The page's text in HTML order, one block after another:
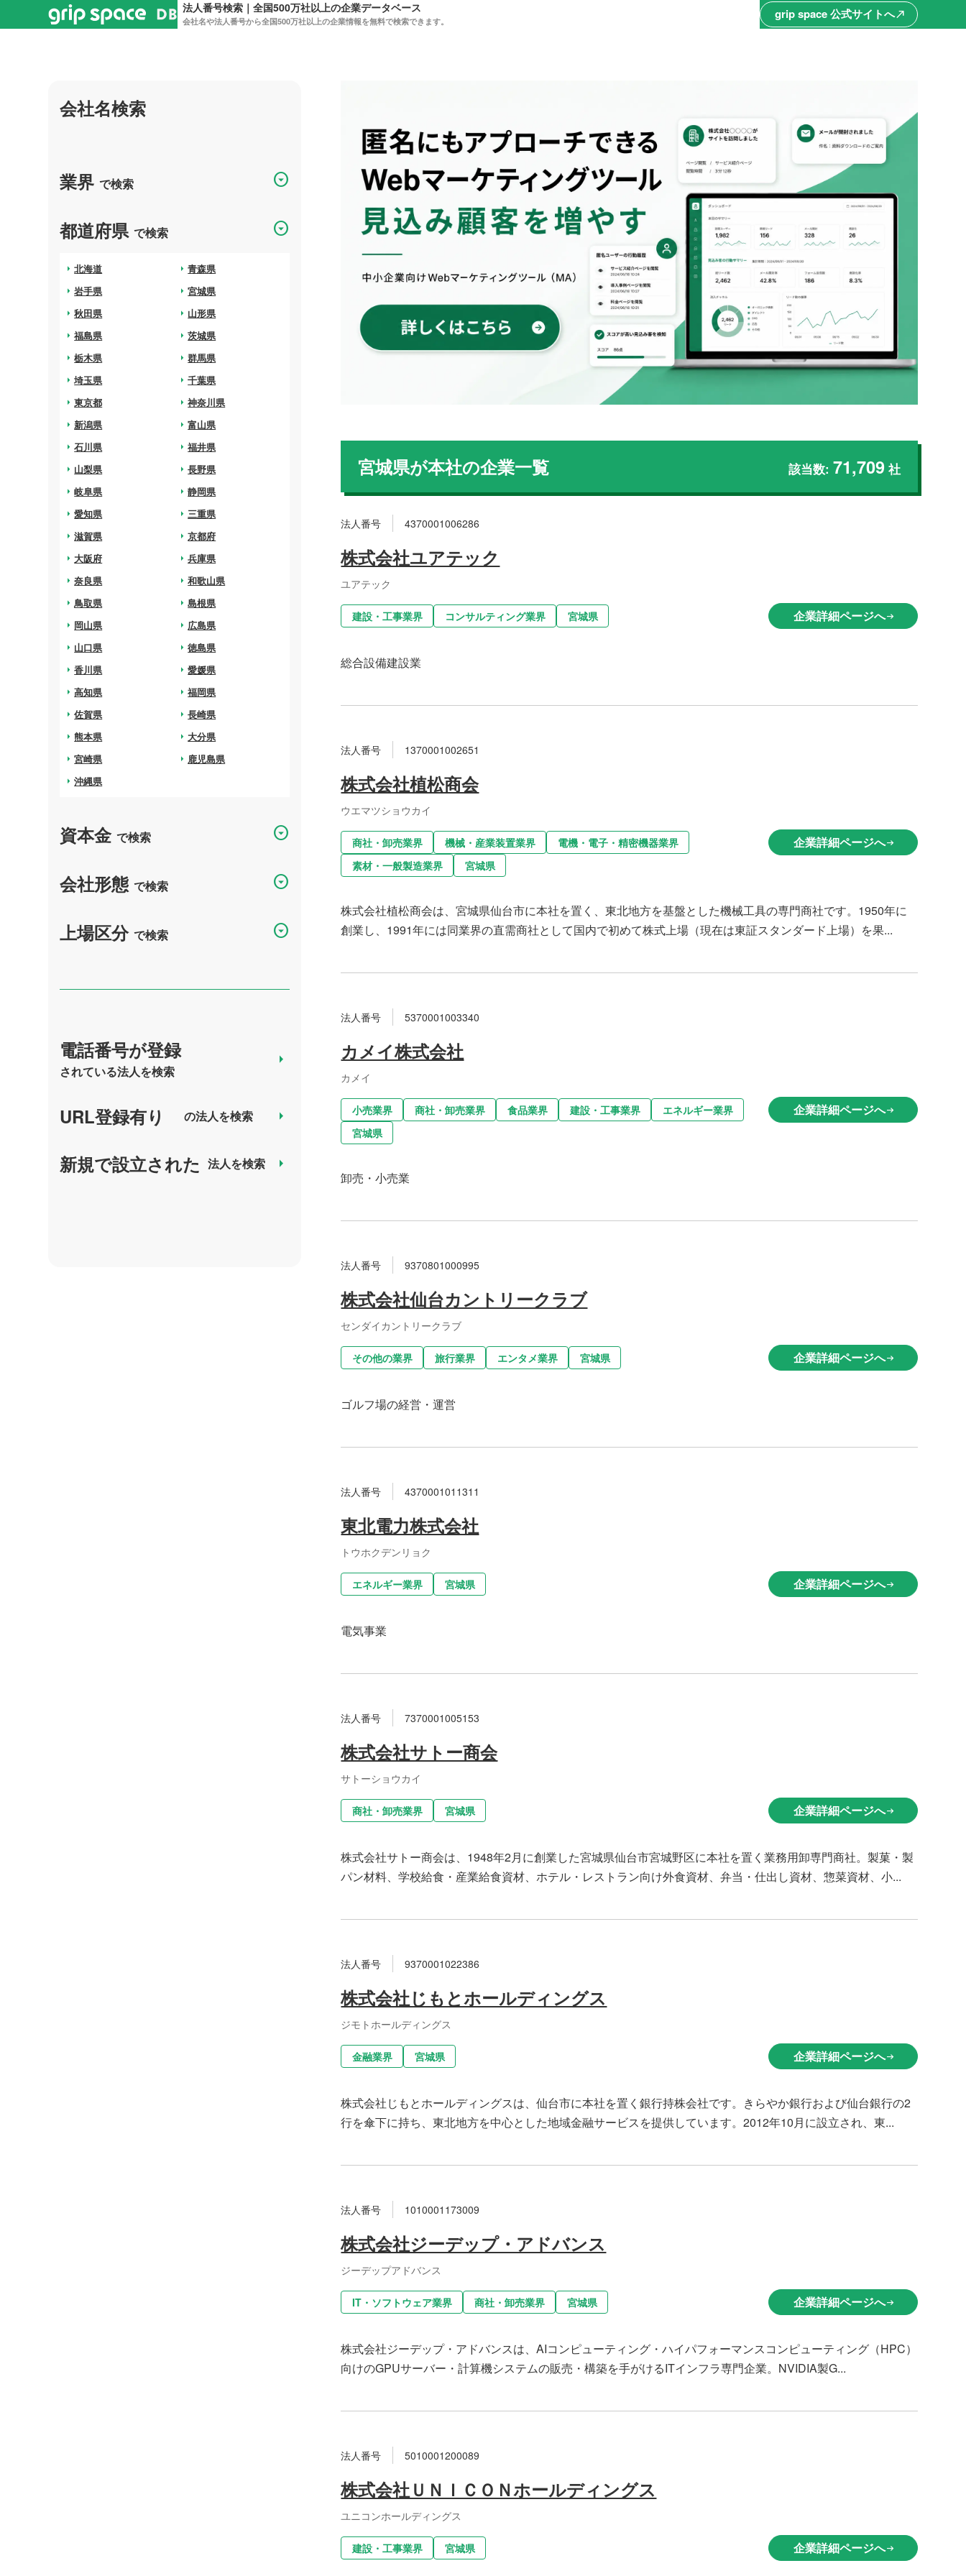
法人番号検索｜全国500万社以上の企業データベース
会社名や法人番号から全国500万社以上の企業情報を無料で検索できます。 grip space 公式サイトへnorth_east
会社名検索
業界で検索 arrow_drop_down_circle
都道府県で検索 arrow_drop_down_circle
北海道
arrow_right 青森県
arrow_right
岩手県
arrow_right 宮城県
arrow_right
秋田県
arrow_right 山形県
arrow_right
福島県
arrow_right 茨城県
arrow_right
栃木県
arrow_right 群馬県
arrow_right
埼玉県
arrow_right 千葉県
arrow_right
東京都
arrow_right 神奈川県
arrow_right
新潟県
arrow_right 富山県
arrow_right
石川県
arrow_right 福井県
arrow_right
山梨県
arrow_right 長野県
arrow_right
岐阜県
arrow_right 静岡県
arrow_right
愛知県
arrow_right 三重県
arrow_right
滋賀県
arrow_right 京都府
arrow_right
大阪府
arrow_right 兵庫県
arrow_right
奈良県
arrow_right 和歌山県
arrow_right
鳥取県
arrow_right 島根県
arrow_right
岡山県
arrow_right 広島県
arrow_right
山口県
arrow_right 徳島県
arrow_right
香川県
arrow_right 愛媛県
arrow_right
高知県
arrow_right 福岡県
arrow_right
佐賀県
arrow_right 長崎県
arrow_right
熊本県
arrow_right 大分県
arrow_right
宮崎県
arrow_right 鹿児島県
arrow_right
沖縄県
arrow_right
資本金で検索 arrow_drop_down_circle
会社形態で検索 arrow_drop_down_circle
上場区分で検索 arrow_drop_down_circle
電話番号が登録
されている法人を検索
arrow_right
URL登録有り の法人を検索 arrow_right
新規で設立された 法人を検索 arrow_right
宮城県が本社の企業一覧 該当数: 71,709社
法人番号 4370001006286
株式会社ユアテック
ユアテック
建設・工事業界 コンサルティング業界 宮城県 企業詳細ページへarrow_right_alt
総合設備建設業
法人番号 1370001002651
株式会社植松商会
ウエマツショウカイ
商社・卸売業界 機械・産業装置業界
電機・電子・精密機器業界
素材・一般製造業界
宮城県
企業詳細ページへarrow_right_alt
株式会社植松商会は、宮城県仙台市に本社を置く、東北地方を基盤とした機械工具の専門商社です。1950年に
創業し、1991年には同業界の直需商社として国内で初めて株式上場（現在は東証スタンダード上場）を果...
法人番号 5370001003340
カメイ株式会社
カメイ
小売業界 商社・卸売業界 食品業界 建設・工事業界
エネルギー業界
宮城県
企業詳細ページへarrow_right_alt
卸売・小売業
法人番号 9370801000995
株式会社仙台カントリークラブ
センダイカントリークラブ
その他の業界 旅行業界 エンタメ業界 宮城県 企業詳細ページへarrow_right_alt
ゴルフ場の経営・運営
法人番号 4370001011311
東北電力株式会社
トウホクデンリョク
エネルギー業界 宮城県 企業詳細ページへarrow_right_alt
電気事業
法人番号 7370001005153
株式会社サトー商会
サトーショウカイ
商社・卸売業界 宮城県 企業詳細ページへarrow_right_alt
株式会社サトー商会は、1948年2月に創業した宮城県仙台市宮城野区に本社を置く業務用卸専門商社。製菓・製
パン材料、学校給食・産業給食資材、ホテル・レストラン向け外食資材、弁当・仕出し資材、惣菜資材、小...
法人番号 9370001022386
株式会社じもとホールディングス
ジモトホールディングス
金融業界 宮城県 企業詳細ページへarrow_right_alt
株式会社じもとホールディングスは、仙台市に本社を置く銀行持株会社です。きらやか銀行および仙台銀行の2
行を傘下に持ち、東北地方を中心とした地域金融サービスを提供しています。2012年10月に設立され、東...
法人番号 1010001173009
株式会社ジーデップ・アドバンス
ジーデップアドバンス
IT・ソフトウェア業界 商社・卸売業界 宮城県 企業詳細ページへarrow_right_alt
株式会社ジーデップ・アドバンスは、AIコンピューティング・ハイパフォーマンスコンピューティング（HPC）
向けのGPUサーバー・計算機システムの販売・構築を手がけるITインフラ専門企業。NVIDIA製G...
法人番号 5010001200089
株式会社ＵＮＩＣＯＮホールディングス
ユニコンホールディングス
建設・工事業界 宮城県 企業詳細ページへarrow_right_alt